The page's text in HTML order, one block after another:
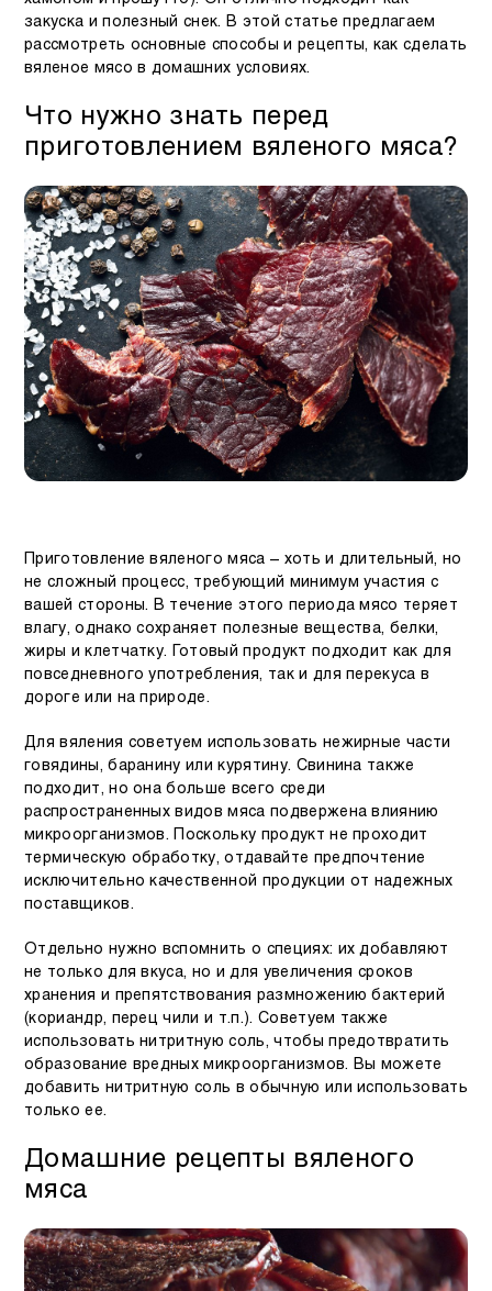
закуска и полезный снек. В этой статье предлагаем
рассмотреть основные способы и рецепты, как сделать
вяленое мясо в домашних условиях.
Что нужно знать перед
приготовлением вяленого мяса?
Приготовление вяленого мяса – хоть и длительный, но
не сложный процесс, требующий минимум участия с
вашей стороны. В течение этого периода мясо теряет
влагу, однако сохраняет полезные вещества, белки,
жиры и клетчатку. Готовый продукт подходит как для
повседневного употребления, так и для перекуса в
дороге или на природе.
Для вяления советуем использовать нежирные части
говядины, баранину или курятину. Свинина также
подходит, но она больше всего среди
распространенных видов мяса подвержена влиянию
микроорганизмов. Поскольку продукт не проходит
термическую обработку, отдавайте предпочтение
исключительно качественной продукции от надежных
поставщиков.
Отдельно нужно вспомнить о специях: их добавляют
не только для вкуса, но и для увеличения сроков
хранения и препятствования размножению бактерий
(кориандр, перец чили и т.п.). Советуем также
использовать нитритную соль, чтобы предотвратить
образование вредных микроорганизмов. Вы можете
добавить нитритную соль в обычную или использовать
только ее.
Домашние рецепты вяленого
мяса